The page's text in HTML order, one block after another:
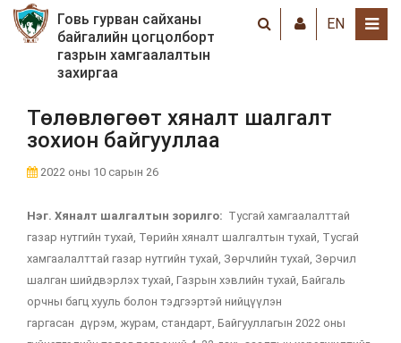
Говь гурван сайханы
байгалийн цогцолборт
газрын хамгаалалтын
захиргаа
EN
Төлөвлөгөөт хяналт шалгалт
зохион байгууллаа
2022 оны 10 сарын 26
Нэг. Хяналт шалгалтын зорилго: Тусгай хамгаалалттай
газар нутгийн тухай, Төрийн хяналт шалгалтын тухай, Тусгай
хамгаалалттай газар нутгийн тухай, Зөрчлийн тухай, Зөрчил
шалган шийдвэрлэх тухай, Газрын хэвлийн тухай, Байгаль
орчны багц хууль болон тэдгээртэй нийцүүлэн
гаргасан дүрэм, журам, стандарт, Байгууллагын 2022 оны